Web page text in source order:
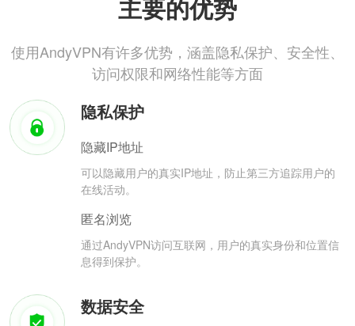
主要的优势
使用AndyVPN有许多优势，涵盖隐私保护、安全性、
访问权限和网络性能等方面
隐私保护
隐藏IP地址
可以隐藏用户的真实IP地址，防止第三方追踪用户的
在线活动。
匿名浏览
通过AndyVPN访问互联网，用户的真实身份和位置信
息得到保护。
数据安全